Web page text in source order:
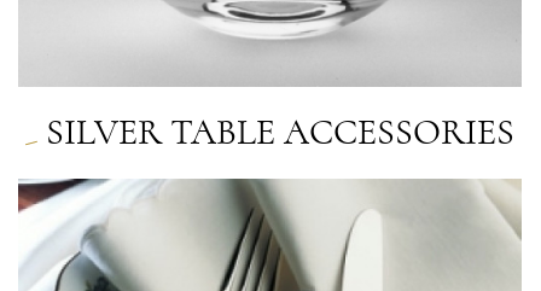
SILVER TABLE ACCESSORIES